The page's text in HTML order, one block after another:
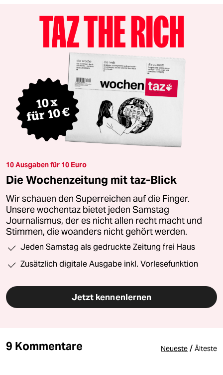
10 Ausgaben für 10 Euro
Die Wochenzeitung mit taz-Blick
Wir schauen den Superreichen auf die Finger.
Unsere wochentaz bietet jeden Samstag
Journalismus, der es nicht allen recht macht und
Stimmen, die woanders nicht gehört werden.
Jeden Samstag als gedruckte Zeitung frei Haus
Zusätzlich digitale Ausgabe inkl. Vorlesefunktion
Jetzt kennenlernen
9 Kommentare Neueste / Älteste